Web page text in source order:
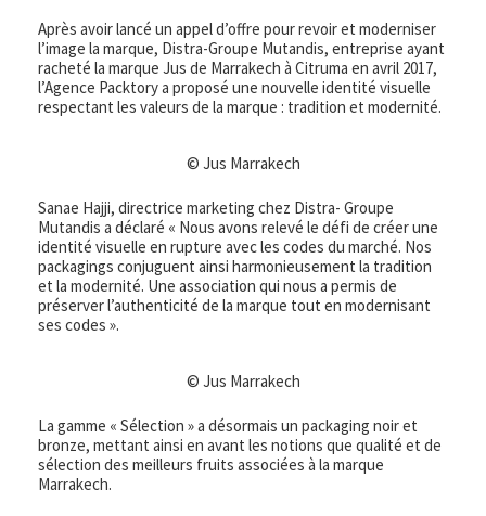
Après avoir lancé un appel d’offre pour revoir et moderniser
l’image la marque, Distra-Groupe Mutandis, entreprise ayant
racheté la marque Jus de Marrakech à Citruma en avril 2017,
l’Agence Packtory a proposé une nouvelle identité visuelle
respectant les valeurs de la marque : tradition et modernité.
© Jus Marrakech
Sanae Hajji, directrice marketing chez Distra- Groupe
Mutandis a déclaré « Nous avons relevé le défi de créer une
identité visuelle en rupture avec les codes du marché. Nos
packagings conjuguent ainsi harmonieusement la tradition
et la modernité. Une association qui nous a permis de
préserver l’authenticité de la marque tout en modernisant
ses codes ».
© Jus Marrakech
La gamme « Sélection » a désormais un packaging noir et
bronze, mettant ainsi en avant les notions que qualité et de
sélection des meilleurs fruits associées à la marque
Marrakech.